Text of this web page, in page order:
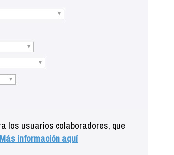
los usuarios colaboradores, que
Más información aquí